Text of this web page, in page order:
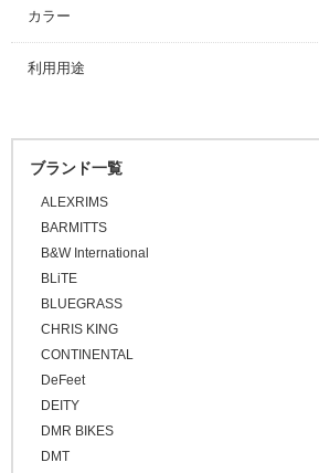
～ \5,000
\5,001 ～ 10,000
\10,001 ～ 20,000
\30,001 ～ 50,000
\50,001 ～
カラー
利用用途
ブランド一覧
ALEXRIMS
BARMITTS
B&W International
BLiTE
BLUEGRASS
CHRIS KING
CONTINENTAL
DeFeet
DEITY
DMR BIKES
DMT